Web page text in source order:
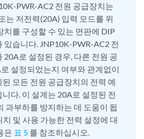
PWR-AC2 전원 공급장치는
는 저전력(20A) 입력 모드를 위
치를 구성할 수 있는 면판에 DIP
있습니다. JNP10K-PWR-AC2 전
20A로 설정된 경우, 다른 전원 공
설정되었는지 여부와 관계없이
모든 전원 공급장치의 전력 예
다. 이 설계는 20A로 설정된 전
과부하를 방지하는 데 도움이 됩
치 및 사용 가능한 전력 설정에 대
은 표 5 를 참조하십시오.